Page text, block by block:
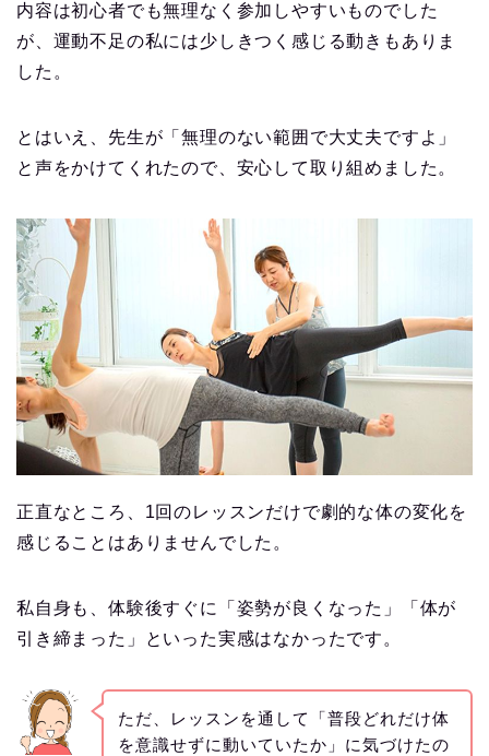
内容は初心者でも無理なく参加しやすいものでした
が、運動不足の私には少しきつく感じる動きもありま
した。
とはいえ、先生が「無理のない範囲で大丈夫ですよ」
と声をかけてくれたので、安心して取り組めました。
正直なところ、1回のレッスンだけで劇的な体の変化を
感じることはありませんでした。
私自身も、体験後すぐに「姿勢が良くなった」「体が
引き締まった」といった実感はなかったです。
ただ、レッスンを通して「普段どれだけ体
を意識せずに動いていたか」に気づけたの